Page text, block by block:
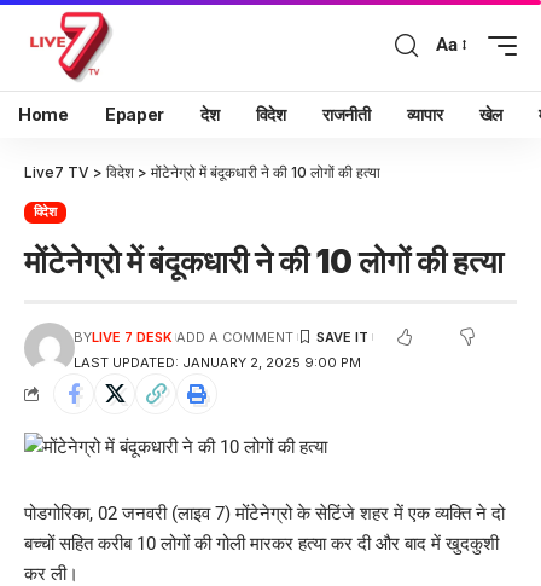
Aa
Home Epaper देश विदेश राजनीती व्यापार खेल
Live7 TV > विदेश > मोंटेनेग्रो में बंदूकधारी ने की 10 लोगों की हत्या
विदेश
मोंटेनेग्रो में बंदूकधारी ने की 10 लोगों की हत्या
LAST UPDATED: JANUARY 2, 2025 9:00 PM
BYLIVE 7 DESK ADD A COMMENT
पोडगोरिका, 02 जनवरी (लाइव 7) मोंटेनेग्रो के सेटिंजे शहर में एक व्यक्ति ने दो
बच्चों सहित करीब 10 लोगों की गोली मारकर हत्या कर दी और बाद में खुदकुशी
कर ली।